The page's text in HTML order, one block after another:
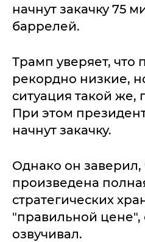
начнут закачку 75
баррелей.
Трамп уверяет, что
рекордно низкие,
ситуация такой же,
При этом
начнут закачку.
Однако он заверил,
произведена
стратегических
"правильной
озвучивал.